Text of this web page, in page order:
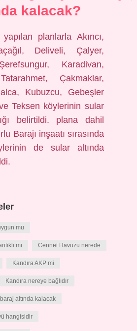
kalacak?
planlarla Akıncı,
Deliveli, Çalyer,
Karadivan,
Çakmaklar,
Kubuzcu, Gebeşler
Teksen köylerinin sular
belirtildi. plana dahil
Barajı inşaatı sırasında
de sular altında
mu
mı Cennet Havuzu nerede
Kandıra AKP mi
Kandıra nereye bağlıdır
altında kalacak
hangisidir